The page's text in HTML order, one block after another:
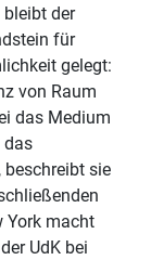
bleibt der
für
gelegt:
von Raum
das Medium
das
beschreibt sie
York macht
UdK bei